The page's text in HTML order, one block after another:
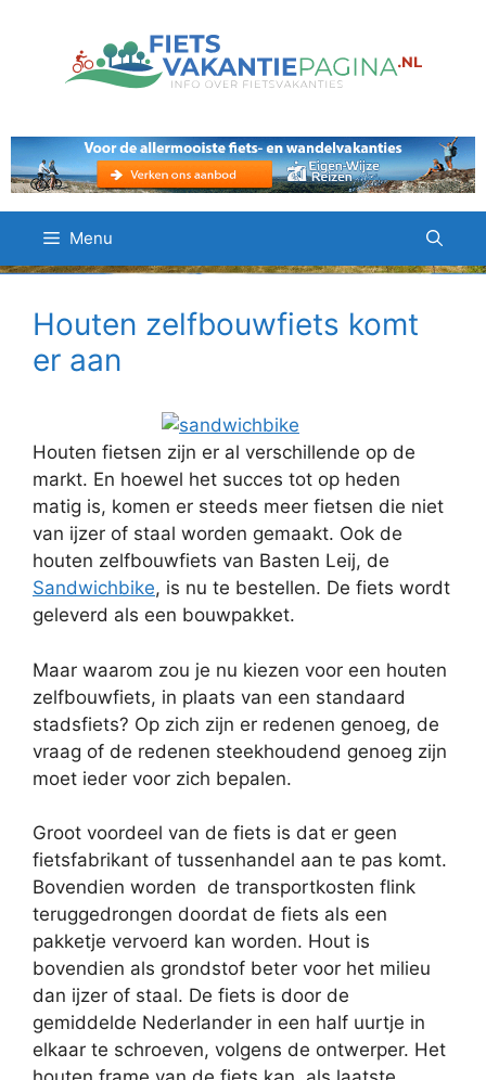
Menu
Houten zelfbouwfiets komt
er aan
Houten fietsen zijn er al verschillende op de
markt. En hoewel het succes tot op heden
matig is, komen er steeds meer fietsen die niet
van ijzer of staal worden gemaakt. Ook de
houten zelfbouwfiets van Basten Leij, de
Sandwichbike, is nu te bestellen. De fiets wordt
geleverd als een bouwpakket.
Maar waarom zou je nu kiezen voor een houten
zelfbouwfiets, in plaats van een standaard
stadsfiets? Op zich zijn er redenen genoeg, de
vraag of de redenen steekhoudend genoeg zijn
moet ieder voor zich bepalen.
Groot voordeel van de fiets is dat er geen
fietsfabrikant of tussenhandel aan te pas komt.
Bovendien worden de transportkosten flink
teruggedrongen doordat de fiets als een
pakketje vervoerd kan worden. Hout is
bovendien als grondstof beter voor het milieu
dan ijzer of staal. De fiets is door de
gemiddelde Nederlander in een half uurtje in
elkaar te schroeven, volgens de ontwerper. Het